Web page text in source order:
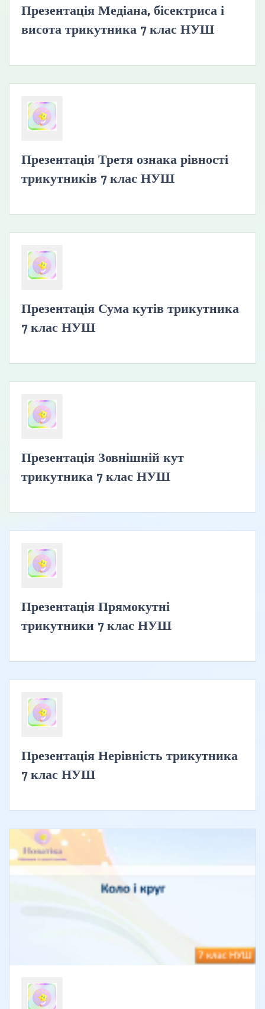
Презентація Медіана, бісектриса і
висота трикутника 7 клас НУШ
Презентація Третя ознака рівності
трикутників 7 клас НУШ
Презентація Сума кутів трикутника
7 клас НУШ
Презентація Зовнішній кут
трикутника 7 клас НУШ
Презентація Прямокутні
трикутники 7 клас НУШ
Презентація Нерівність трикутника
7 клас НУШ